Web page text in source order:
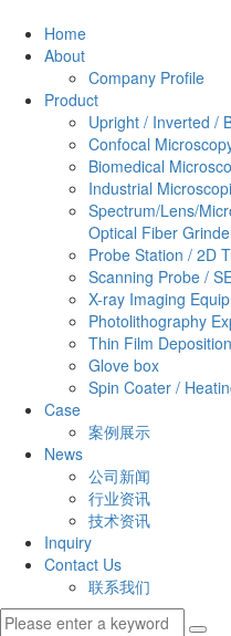
Home
About
Company Profile
Product
Upright / Inverted /
Confocal
Biomedical
Industrial
Spectrum/Lens/
Optical Fiber
Probe Station / 2D
Scanning Probe /
X-ray Imaging
Photolithography
Thin Film
Glove box
Spin Coater /
Case
案例展示
News
公司新闻
行业资讯
技术资讯
Inquiry
Contact Us
联系我们